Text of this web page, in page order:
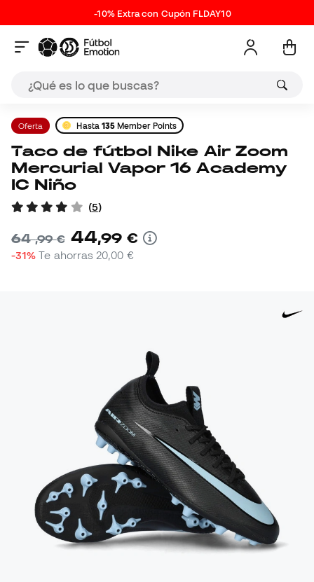
-10% Extra con Cupón FLDAY10
Oferta Hasta 135 Member Points
Taco de fútbol Nike Air Zoom
Mercurial Vapor 16 Academy
IC Niño
(5)
64,99 € 44,99 €
-31% Te ahorras 20,00 €